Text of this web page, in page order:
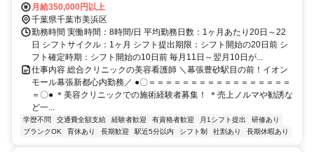
ＪＲ武蔵野線 海浜幕張北口(中央口)徒歩約15分 「幕張豊砂駅」目の
前
月給350,000円以上
千葉県千葉市美浜区
勤務時間 実働時間：8時間/日 平均勤務日数：1ヶ月あたり20日～22
日 シフトサイクル：1ヶ月 シフト提出期限：シフト開始の20日前 シ
フト確定時期：シフト開始の10日前 毎月11日～翌月10日が...
仕事内容 総合クリニックの美容看護師 ＼幕張豊砂駅目の前！イオン
モール幕張新都心内勤務／ ●〇＝＝＝＝＝＝＝＝＝＝＝＝＝＝＝＝＝
＝〇● ＊美容クリニックでの施術経験者募集！ ＊売上ノルマや勧誘な
ど一...
学歴不問 交通費全額支給 経験者歓迎 有資格者歓迎 月1シフト提出
研修あり
ブランクOK
育休あり 長期歓迎 駅近5分以内 シフト制 社割あり 長期休暇あり